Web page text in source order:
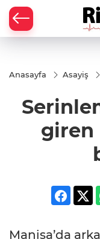
Anasayfa Asayiş
giren
Manisa’da